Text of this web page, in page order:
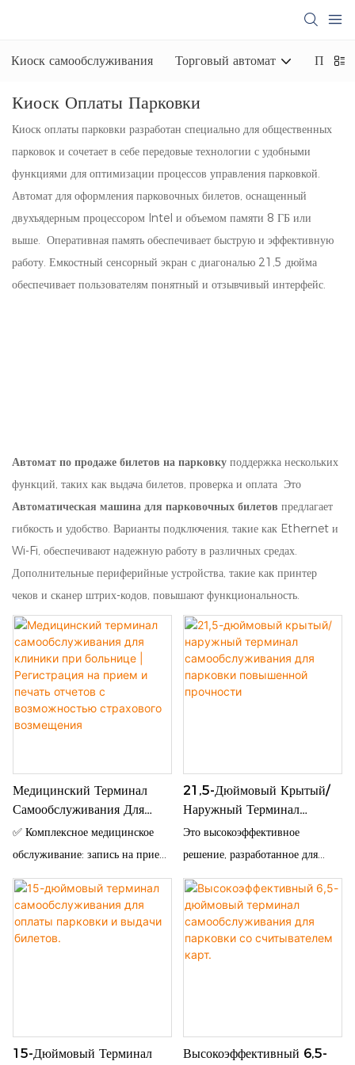
Киоск самообслуживания Торговый автомат
Киоск Оплаты Парковки
Киоск оплаты парковки разработан специально для общественных
парковок и сочетает в себе передовые технологии с удобными
функциями для оптимизации процессов управления парковкой.
Автомат для оформления парковочных билетов, оснащенный
двухъядерным процессором Intel и объемом памяти 8 ГБ или
выше. Оперативная память обеспечивает быструю и эффективную
работу. Емкостный сенсорный экран с диагональю 21,5 дюйма
обеспечивает пользователям понятный и отзывчивый интерфейс.
Автомат по продаже билетов на парковку поддержка нескольких
функций, таких как выдача билетов, проверка и оплата Это
Автоматическая машина для парковочных билетов предлагает
гибкость и удобство. Варианты подключения, такие как Ethernet и
Wi-Fi, обеспечивают надежную работу в различных средах.
Дополнительные периферийные устройства, такие как принтер
чеков и сканер штрих-кодов, повышают функциональность.
Медицинский Терминал
Самообслуживания Для
Клиники При Больнице |
Регистрация На Прием И
Возможностью Страхового
Возмещения
✅ Комплексное медицинское
обслуживание: запись на прием,
оплата, печать отчетов,
урегулирование страховых
случаев ✅ Многоуровневая
идентификация: удостоверение
отчетов, сканер QR-кодов,
21,5-Дюймовый Крытый/
Наружный Терминал
Самообслуживания Для
Парковки Повышенной
Это высокоэффективное
решение, разработанное для
современных систем управления
парковками. 21,5-дюймовый
киоск самообслуживания
оснащен большим четким
сенсорным экраном,
быструю оплату, проверку
15-Дюймовый Терминал
Высокоэффективный 6,5-